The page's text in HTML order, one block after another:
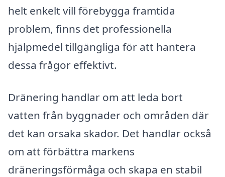
helt enkelt vill förebygga framtida
problem, finns det professionella
hjälpmedel tillgängliga för att hantera
dessa frågor effektivt.
Dränering handlar om att leda bort
vatten från byggnader och områden där
det kan orsaka skador. Det handlar också
om att förbättra markens
dräneringsförmåga och skapa en stabil